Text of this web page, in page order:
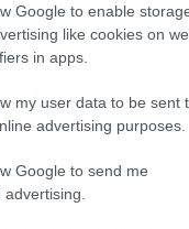
Google to enable
like cookies on
in apps.
my user data to be sent
advertising purposes.
Google to send me